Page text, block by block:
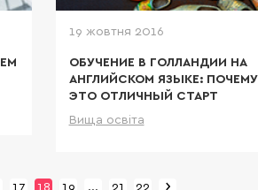
19 жовтня 2016
ОБУЧЕНИЕ В ГОЛЛАНДИИ НА
АНГЛИЙСКОМ ЯЗЫКЕ: ПОЧЕМУ
ЭТО ОТЛИЧНЫЙ СТАРТ
Вища освіта
17 18 19 ... 21 22 ›Next